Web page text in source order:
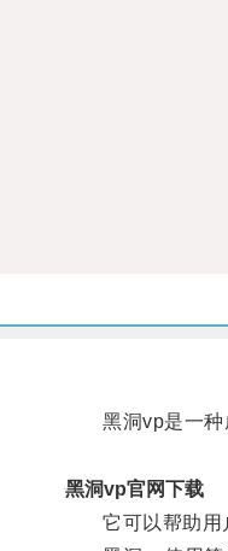
黑洞vp是一种虚
黑洞vp官网下载
它可以帮助用户